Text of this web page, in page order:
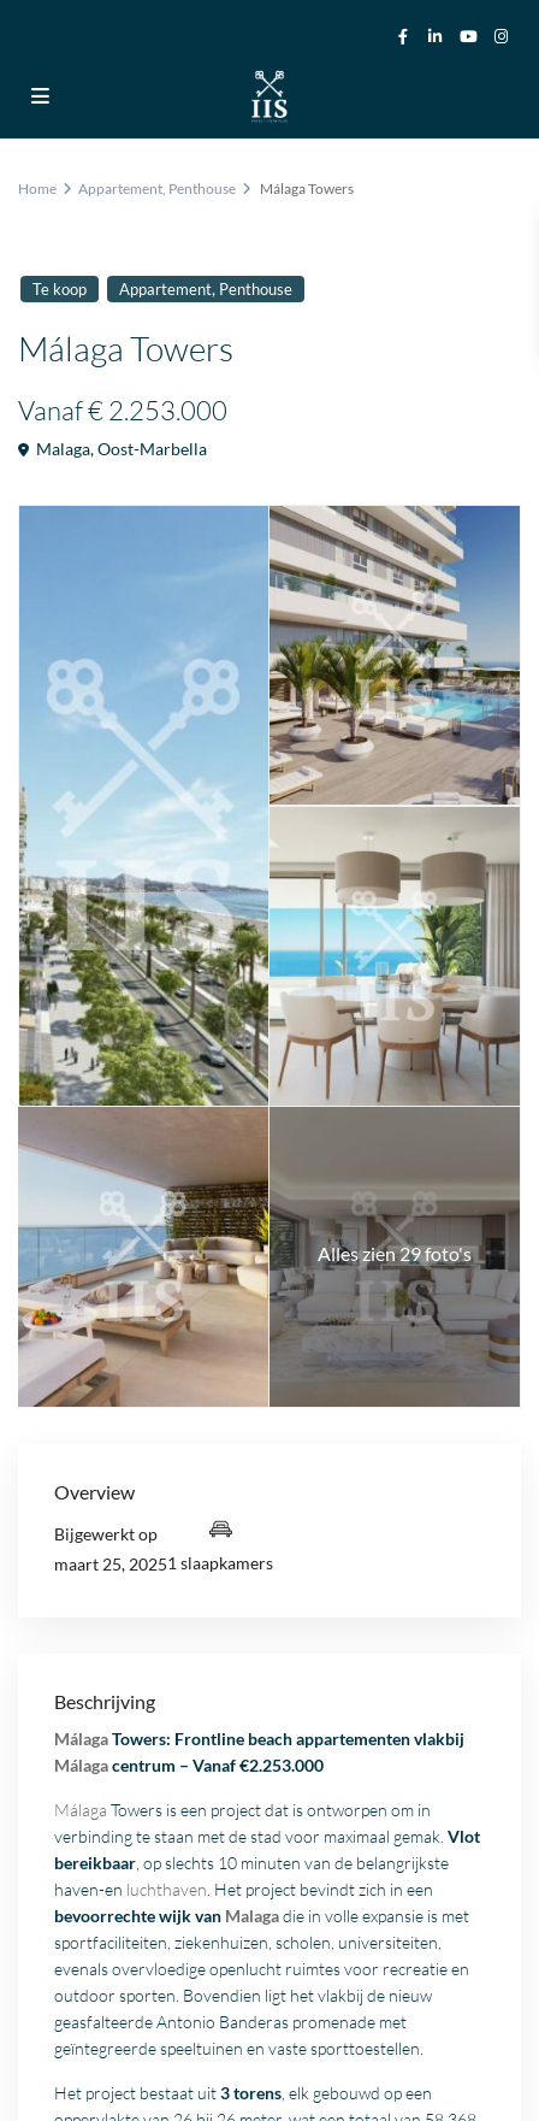
Home Appartement, Penthouse Málaga Towers
Te koop Appartement, Penthouse
Málaga Towers
Vanaf€ 2.253.000
Malaga,Oost-Marbella
Alles zien 29 foto's
Overview
Bijgewerkt op
maart 25, 20251 slaapkamers
Beschrijving
MálagaTowers: Frontline beach appartementen vlakbij
Málagacentrum – Vanaf €2.253.000
Málaga Towers is een project dat is ontworpen om in
verbinding te staan met de stad voor maximaal gemak.Vlot
bereikbaar , op slechts 10 minuten van de belangrijkste
haven-en luchthaven . Het project bevindt zich in een
bevoorrechte wijk van Malagadie in volle expansie is met
sportfaciliteiten, ziekenhuizen, scholen, universiteiten,
evenals overvloedige openlucht ruimtes voor recreatie en
outdoor sporten. Bovendien ligt het vlakbij de nieuw
geasfalteerde Antonio Banderas promenade met
geïntegreerde speeltuinen en vaste sporttoestellen.
Het project bestaat uit3 torens , elk gebouwd op een